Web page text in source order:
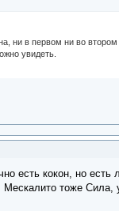
ни в первом ни во втором
увидеть.
есть кокон, но
тоже Сила,